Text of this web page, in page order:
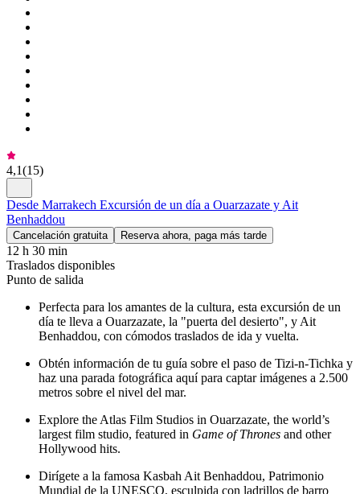
4,1(15)
Desde Marrakech Excursión de un día a Ouarzazate y Ait
Benhaddou
Cancelación gratuita Reserva ahora, paga más tarde
12 h 30 min
Traslados disponibles
Punto de salida
Perfecta para los amantes de la cultura, esta excursión de un
día te lleva a Ouarzazate, la "puerta del desierto", y Ait
Benhaddou, con cómodos traslados de ida y vuelta.
Obtén información de tu guía sobre el paso de Tizi-n-Tichka y
haz una parada fotográfica aquí para captar imágenes a 2.500
metros sobre el nivel del mar.
Explore the Atlas Film Studios in Ouarzazate, the world’s
largest film studio, featured in Game of Thrones and other
Hollywood hits.
Dirígete a la famosa Kasbah Ait Benhaddou, Patrimonio
Mundial de la UNESCO, esculpida con ladrillos de barro